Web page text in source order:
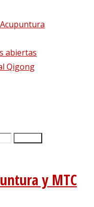
abiertas
Qigong
y MTC
Of
LA
CHINA,